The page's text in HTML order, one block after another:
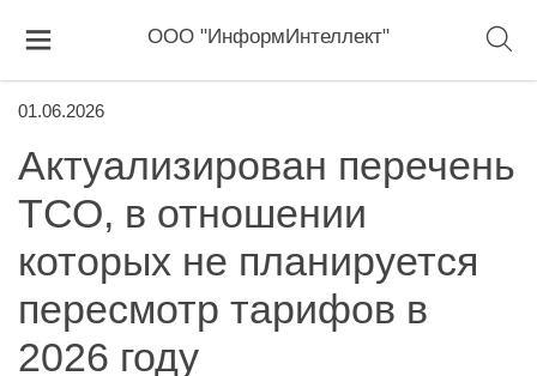
ООО "ИнформИнтеллект"
01.06.2026
Актуализирован перечень
ТСО, в отношении
которых не планируется
пересмотр тарифов в
2026 году